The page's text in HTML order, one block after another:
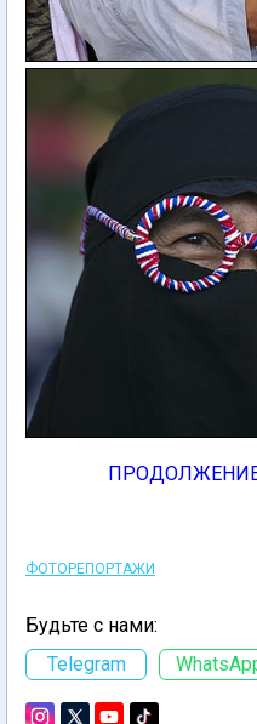
ФОТОРЕПОРТАЖИ
Будьте с нами:
Telegram